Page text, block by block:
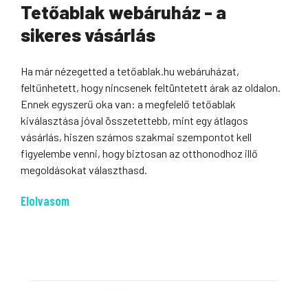
Tetőablak webáruház - a
sikeres vásárlás
Ha már nézegetted a tetőablak.hu webáruházat,
feltűnhetett, hogy nincsenek feltüntetett árak az oldalon.
Ennek egyszerű oka van: a megfelelő tetőablak
kiválasztása jóval összetettebb, mint egy átlagos
vásárlás, hiszen számos szakmai szempontot kell
figyelembe venni, hogy biztosan az otthonodhoz illő
megoldásokat választhasd.
Elolvasom